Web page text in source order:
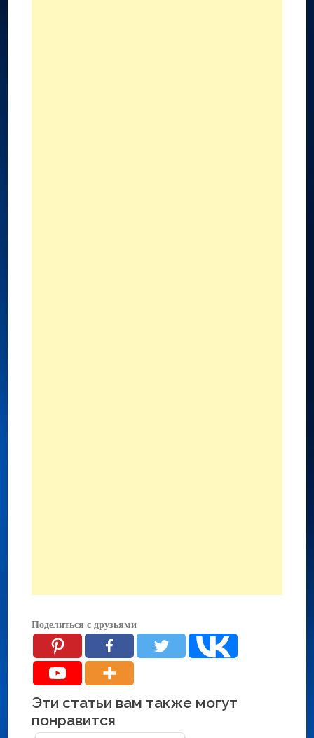
Поделиться с друзьями
Эти статьи вам также могут
понравится